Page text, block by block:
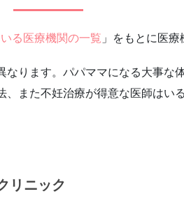
る医療機関の一覧 」をもとに医療
ります。パパママになる大事な
また不妊治療が得意な医師はい
リニック